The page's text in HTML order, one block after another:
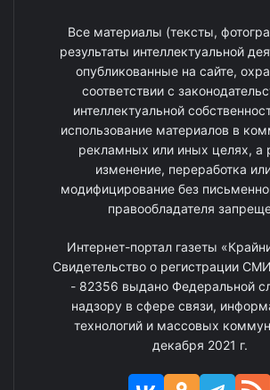
Все материалы (тексты,
результаты интеллектуальной
опубликованные на сайте,
соответствии с
интеллектуальной
использование материалов в
рекламных или иных целях, а
изменение, переработка
модифицирование без
правообладателя
Интернет-портал газеты
Свидетельство о регистрации
- 82356 выдано Федеральной
надзору в сфере связи,
технологий и массовых
декабря 2021 г.